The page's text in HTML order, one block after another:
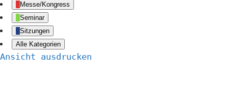
Messe/Kongress
Seminar
Sitzungen
Alle Kategorien
Ansicht ausdrucken